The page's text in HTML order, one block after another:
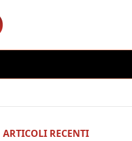
ARTICOLI RECENTI